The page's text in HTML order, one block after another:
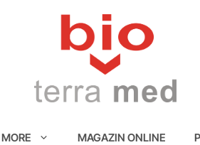
MAGAZIN ONLINE